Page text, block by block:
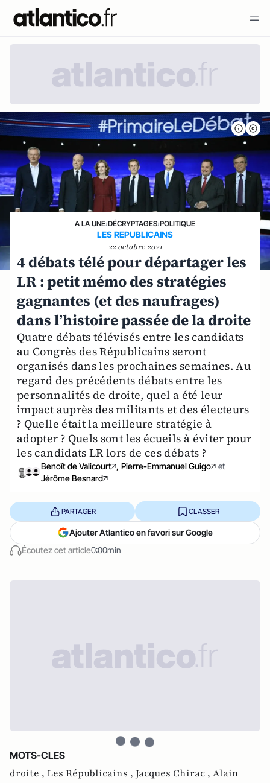
A LA UNE›DÉCRYPTAGES›POLITIQUE
LES REPUBLICAINS
22 octobre 2021
4 débats télé pour départager les
LR : petit mémo des stratégies
gagnantes (et des naufrages)
dans l’histoire passée de la droite
Quatre débats télévisés entre les candidats
au Congrès des Républicains seront
organisés dans les prochaines semaines. Au
regard des précédents débats entre les
personnalités de droite, quel a été leur
impact auprès des militants et des électeurs
? Quelle était la meilleure stratégie à
adopter ? Quels sont les écueils à éviter pour
les candidats LR lors de ces débats ?
Benoît de Valicourt , Pierre-Emmanuel Guigo
et
Jérôme Besnard
Écoutez cet article0:00min
PARTAGER CLASSER
Ajouter Atlantico en favori sur Google
MOTS-CLES
droite , Les Républicains , Jacques Chirac , Alain